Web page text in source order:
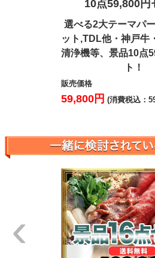
10点59,800円
選べる2大テーマパ
ット,TDL他・神戸牛
清浄機等、景品10点
ト！
販売価格
59,800円 (消費税込：
‹